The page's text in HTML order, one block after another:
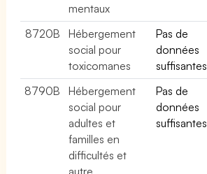
mentaux
8720B
Hébergement
social pour
toxicomanes
Pas de
données
suffisantes
8790B
Hébergement
social pour
adultes et
familles en
difficultés et
autre
Pas de
données
suffisantes